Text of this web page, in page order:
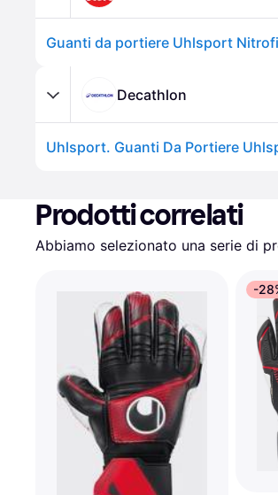
Guanti da portiere Uhlsport
Decathlon
Prodotti correlati
Abbiamo selezionato una serie di
-